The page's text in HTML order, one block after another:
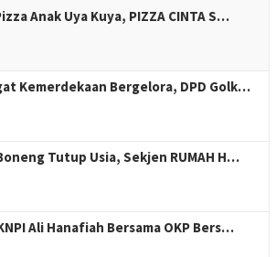
Anak Uya Kuya, PIZZA CINTA S…
Kemerdekaan Bergelora, DPD Golk…
Tutup Usia, Sekjen RUMAH H…
Ali Hanafiah Bersama OKP Bers…